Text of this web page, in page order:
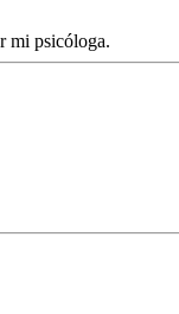
mi psicóloga.